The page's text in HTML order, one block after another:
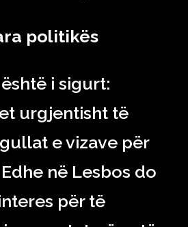
politikës
i sigurt:
urgjentisht të
e vizave për
në Lesbos do
për të